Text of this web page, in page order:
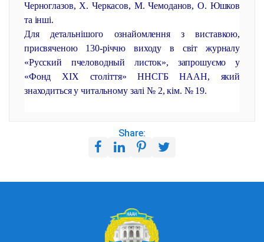
Черноглазов, Х. Черкасов, М. Чемоданов, О. Юшков
та інші.
Для детальнішого ознайомлення з виставкою,
присвяченою 130-річчю виходу в світ журналу
«Русский пчеловодный листок», запрошуємо у
«Фонд ХІХ століття» ННСГБ НААН, який
знаходиться у читальному залі № 2, кім. № 19.
Share: